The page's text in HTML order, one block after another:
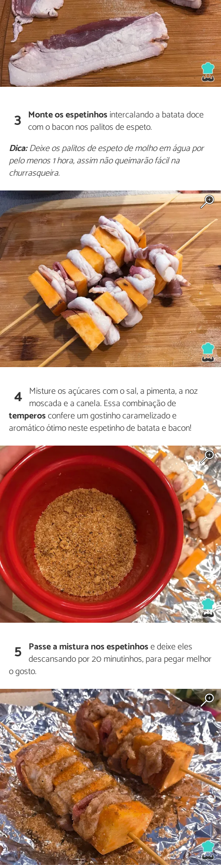
3 Monte os espetinhos intercalando a batata doce
com o bacon nos palitos de espeto.
Dica:Deixe os palitos de espeto de molho em água por
pelo menos 1 hora, assim não queimarão fácil na
churrasqueira.
4 Misture os açúcares com o sal, a pimenta, a noz
moscada e a canela. Essa combinação de
temperosconfere um gostinho caramelizado e
aromático ótimo neste espetinho de batata e bacon!
5 Passe a mistura nos espetinhose deixe eles
descansando por 20 minutinhos, para pegar melhor
o gosto.